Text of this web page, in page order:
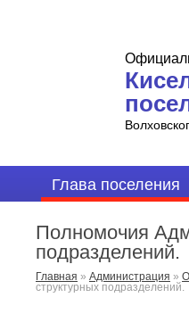
Глава поселения
Полномочия
подразделений.
Главная » Администрация »
структурных подразделений.